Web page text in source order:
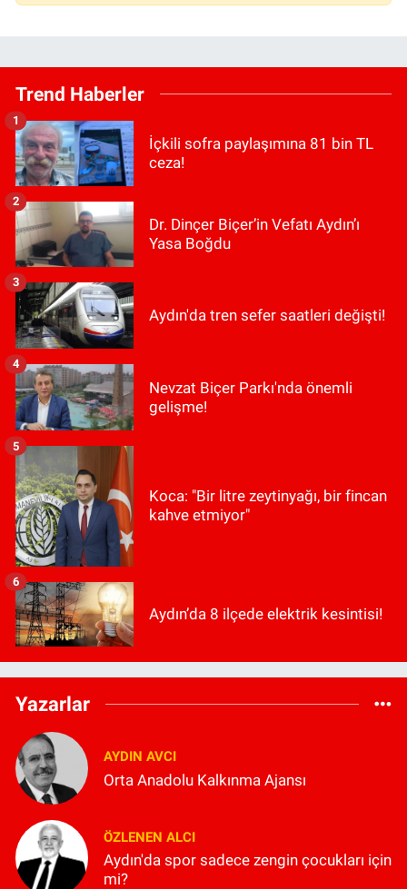
Trend Haberler
İçkili sofra paylaşımına 81 bin TL
ceza!
1
Dr. Dinçer Biçer’in Vefatı Aydın’ı
Yasa Boğdu
2
Aydın'da tren sefer saatleri değişti!
3
Nevzat Biçer Parkı'nda önemli
gelişme!
4
Koca: "Bir litre zeytinyağı, bir fincan
kahve etmiyor"
5
Aydın’da 8 ilçede elektrik kesintisi!
6
Yazarlar
AYDIN AVCI
Orta Anadolu Kalkınma Ajansı
ÖZLENEN ALCI
Aydın'da spor sadece zengin çocukları için
mi?